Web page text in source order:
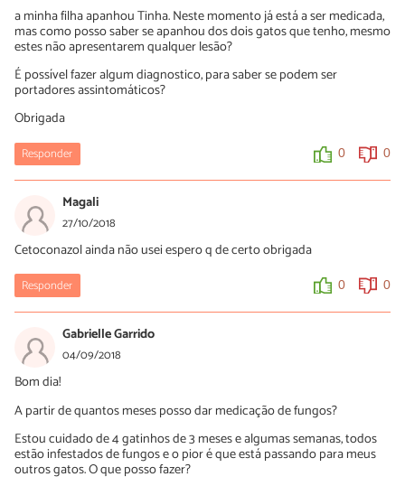
0 0
a minha filha apanhou Tinha. Neste momento já está a ser medicada,
mas como posso saber se apanhou dos dois gatos que tenho, mesmo
estes não apresentarem qualquer lesão?
É possível fazer algum diagnostico, para saber se podem ser
portadores assintomáticos?
Obrigada
Responder 0 0
Magali
27/10/2018
Cetoconazol ainda não usei espero q de certo obrigada
Responder 0 0
Gabrielle Garrido
04/09/2018
Bom dia!
A partir de quantos meses posso dar medicação de fungos?
Estou cuidado de 4 gatinhos de 3 meses e algumas semanas, todos
estão infestados de fungos e o pior é que está passando para meus
outros gatos. O que posso fazer?